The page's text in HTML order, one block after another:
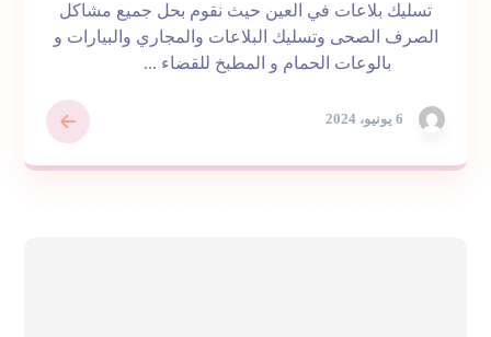
6 يونيو، 2024
تسليك بلاعات في العين حيث نقوم بحل جميع مشاكل
الصرف الصحى وتسليك البلاعات والمجاري والبيارات و
بالوعات الحمام و المطبخ للقضاء ...